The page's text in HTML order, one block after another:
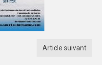
Article suivant